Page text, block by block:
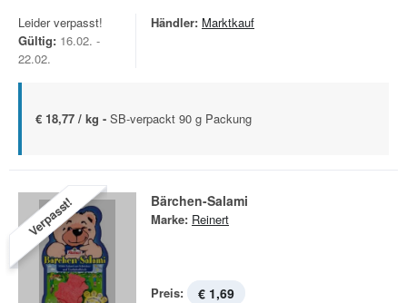
Leider verpasst!
Gültig: 16.02. -
22.02.
Händler: Marktkauf
€ 18,77 / kg - SB-verpackt 90 g Packung
Verpasst! Bärchen-Salami
Marke: Reinert
Preis: € 1,69